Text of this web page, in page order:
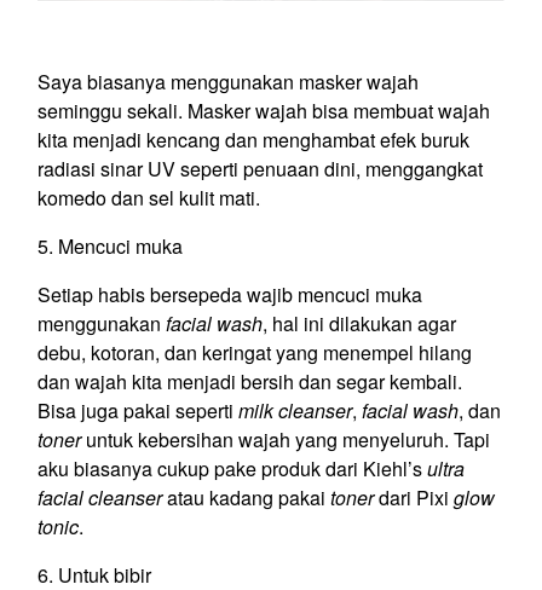
Saya biasanya menggunakan masker wajah
seminggu sekali. Masker wajah bisa membuat wajah
kita menjadi kencang dan menghambat efek buruk
radiasi sinar UV seperti penuaan dini, menggangkat
komedo dan sel kulit mati.
5. Mencuci muka
Setiap habis bersepeda wajib mencuci muka
menggunakan facial wash, hal ini dilakukan agar
debu, kotoran, dan keringat yang menempel hilang
dan wajah kita menjadi bersih dan segar kembali.
Bisa juga pakai seperti milk cleanser, facial wash, dan
toneruntuk kebersihan wajah yang menyeluruh. Tapi
aku biasanya cukup pake produk dari Kiehl’sultra
facial cleanseratau kadang pakai tonerdari Pixi glow
tonic.
6. Untuk bibir